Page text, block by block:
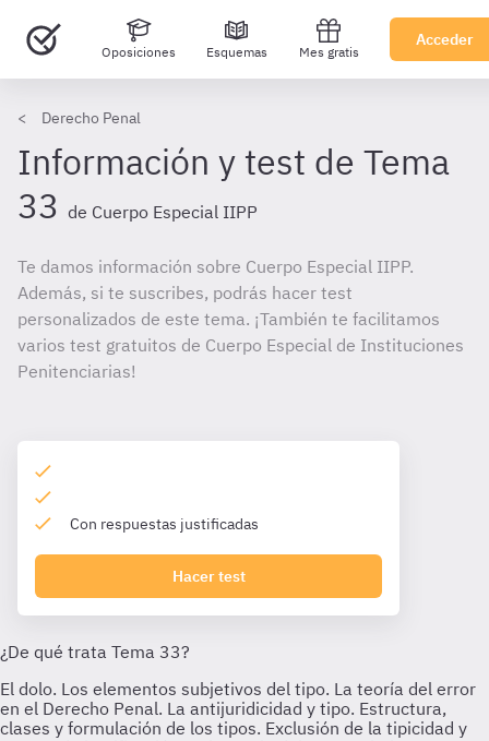
Oposiciones Esquemas Mes gratis
Acceder
Derecho Penal
Información y test de Tema
33 de Cuerpo Especial IIPP
Te damos información sobre Cuerpo Especial IIPP.
Además, si te suscribes, podrás hacer test
personalizados de este tema. ¡También te facilitamos
varios test gratuitos de Cuerpo Especial de Instituciones
Penitenciarias!
Con respuestas justificadas
Hacer test